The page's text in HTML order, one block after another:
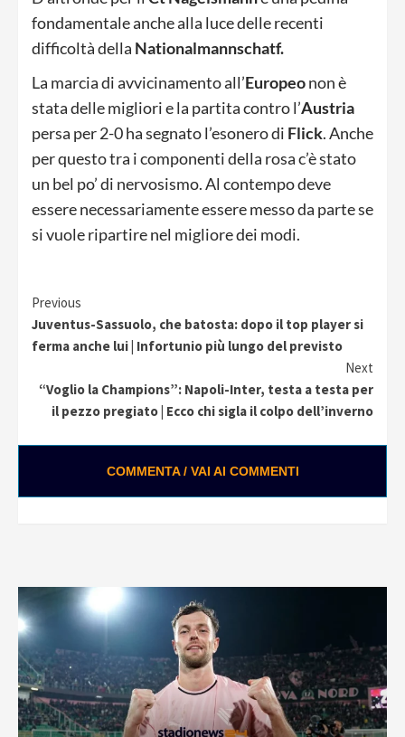
fondamentale anche alla luce delle recenti
difficoltà della Nationalmannschatf.
La marcia di avvicinamento all’Europeonon è
stata delle migliori e la partita contro l’Austria
persa per 2-0 ha segnato l’esonero di Flick. Anche
per questo tra i componenti della rosa c’è stato
un bel po’ di nervosismo. Al contempo deve
essere necessariamente essere messo da parte se
si vuole ripartire nel migliore dei modi.
Continue
Reading
Previous
Juventus-Sassuolo, che batosta: dopo il top player si
ferma anche lui | Infortunio più lungo del previsto
Next
“Voglio la Champions”: Napoli-Inter, testa a testa per
il pezzo pregiato | Ecco chi sigla il colpo dell’inverno
COMMENTA / VAI AI COMMENTI